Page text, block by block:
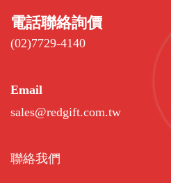
電話聯絡詢價
(02)7729-4140
Email
sales@redgift.com.tw
聯絡我們